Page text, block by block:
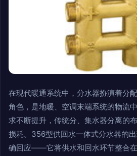
在现代暖通系统中，分水器扮演着分
角色，是地暖、空调末端系统的物流
求不断提升，传统分、集水器分离的
损耗。356型供回水一体式分水器的
确回应——它将供水和回水环节整合